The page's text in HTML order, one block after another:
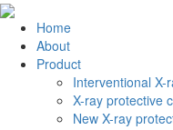
Home
About
Product
Interventional X-
X-ray protective
New X-ray